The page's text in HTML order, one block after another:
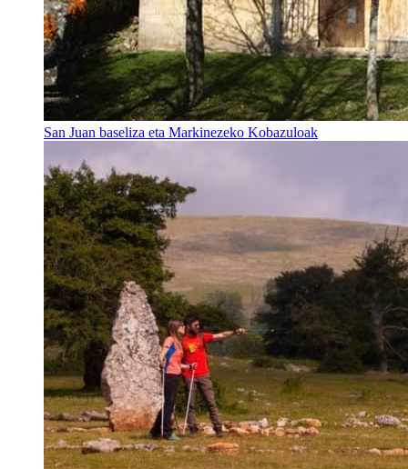
San Juan baseliza eta Markinezeko Kobazuloak